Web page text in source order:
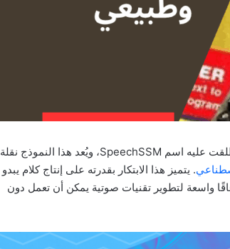
طوّرت الباحثة الكورية الجنوبية سي جين بارك نموذجًا لغويًا صوتيًا جديدًا أطلقت عليه اسم SpeechSSM، ويُعد هذا النموذج نقلة
. يتميز هذا الابتكار بقدرته على إنتاج كلام يبدو
واسعة لتطوير تقنيات صوتية يمكن أن تعمل دون